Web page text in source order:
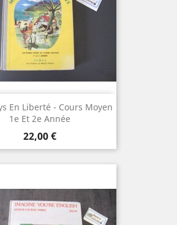
En Liberté - Cours Moyen
1e Et 2e Année
Prix
22,00 €